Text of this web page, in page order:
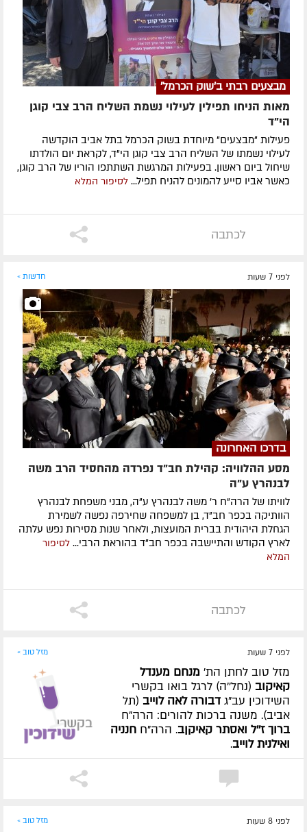
מבצעים רבתי ב'שוק הכרמל'
מאות הניחו תפילין לעילוי נשמת השליח הרב צבי קוגן
הי”ד
פעילות "מבצעים" מיוחדת בשוק הכרמל בתל אביב הוקדשה
לעילוי נשמתו של השליח הרב צבי קוגן הי"ד, לקראת יום הולדתו
שיחול ביום ראשון. בפעילות המרגשת השתתפו הוריו של הרב קוגן,
כאשר אביו סייע להמונים להניח תפיל... לסיפור המלא
לכתבה
לפני 7 שעות חדשות »
בדרכו האחרונה
מסע ההלוויה: קהילת חב"ד נפרדה מהחסיד הרב משה
לבנהרץ ע"ה
לוויתו של הרה"ח ר' משה לבנהרץ ע"ה, מבני משפחת לבנהרץ
הוותיקה בכפר חב"ד, בן למשפחה שחירפה נפשה לשמירת
הגחלת היהודית בברית המועצות, ולאחר שנות מסירות נפש עלתה
לארץ הקודש והתיישבה בכפר חב"ד בהוראת הרבי... לסיפור
המלא
לכתבה
לפני 7 שעות מזל טוב »
מזל טוב לחתן הת' מנחם מענדל
קאיקוב (נחל''ה) לרגל בואו בקשרי
השידוכין עב"ג דבורה לאה לוייב (תל
אביב). משנה ברכות להורים: הרה"ח
ברוך ז''ל ואסתר קאיקןב. הרה"ח חנניה
ואילנית לוייב.
לפני 8 שעות מזל טוב »